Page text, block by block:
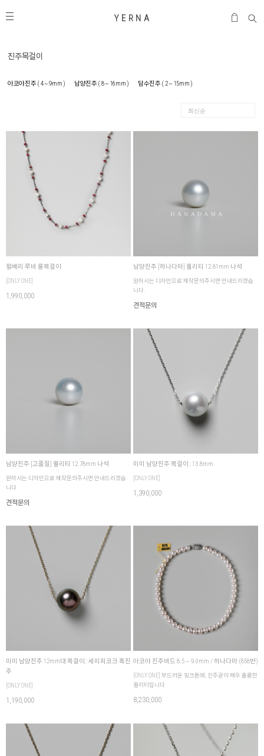
Y E R N A
진주목걸이
아코야진주 ( 4 ~ 9mm ) 남양진주 ( 8 ~ 16mm ) 담수진주 ( 2 ~ 15mm )
펄베리 루비 롱목걸이
[ONLY ONE]
1,990,000
남양진주 [하나다마] 퀄리티 12.81mm 나석
원하시는 디자인으로 제작문의주시면 안내드리겠습
니다.
견적문의
남양진주 [고품질] 퀄리티 12.78mm 나석
원하시는 디자인으로 제작문의주시면 안내드리겠습
니다.
견적문의
미미 남양진주 목걸이 : 13.8mm
[ONLY ONE]
1,390,000
미미 남양진주 12mm대 목걸이 : 세미피코크 흑진
주
[ONLY ONE]
1,190,000
아코야 진주비드 8.5 ~ 9.0mm / 하나다마 (858번)
[ONLY ONE] 부드러운 핑크톤에, 진주광이 매우 훌륭한
퀄리티입니다
8,230,000